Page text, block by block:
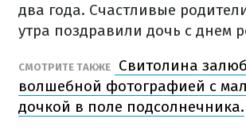
два года. Счастливые
утра поздравили дочь с днем
СМОТРИТЕ ТАКЖЕ
Свитолина
волшебной фотографией с
дочкой в поле подсолнечника.